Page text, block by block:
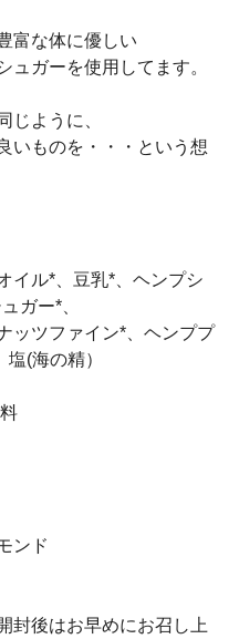
富な体に優しい
ュガーを使用してます。
じように、
いものを・・・という想
イル*、豆乳*、ヘンプシ
ガー*、
ッツファイン*、ヘンププ
(海の精）
ンド
封後はお早めにお召し上